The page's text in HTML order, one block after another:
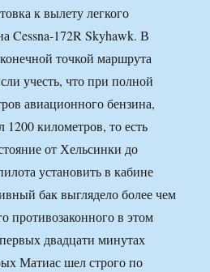
к вылету легкого
Cessna-172R Skyhawk. В
точкой маршрута
учесть, что при полной
авиационного бензина,
1200 километров, то есть
от Хельсинки до
установить в кабине
бак выглядело более чем
противозаконного в этом
двадцати минутах
Матиас шел строго по